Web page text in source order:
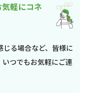
軽にコネ
る場合など、皆様に
つでもお気軽にご連